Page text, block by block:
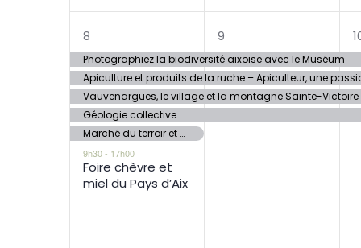
6
évènements,
8
Photographiez la biodiversité aixoise avec le Muséum
Apiculture et produits de la ruche – Apiculteur, une
Vauvenargues, le village et la montagne Sainte-Victoire
Géologie collective
Marché du terroir et de l’artisanat
9h30- 17h00
Foire chèvre et
miel du Pays d’Aix
4
évènements,
9